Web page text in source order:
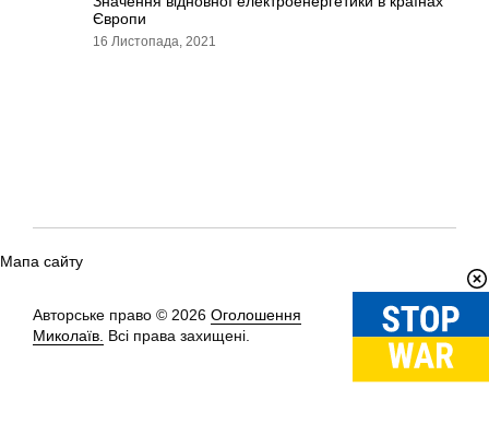
Європи
16 Листопада, 2021
Мапа сайту
Авторське право © 2026 Оголошення
Миколаїв. Всі права захищені.
Вгору↑